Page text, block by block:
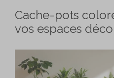
Cache-pots
vos espaces déco